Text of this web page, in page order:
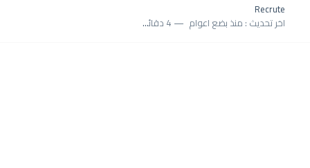
Recrute
اخر تحديث : منذ بضع اعوام 4 دقائق للقراءة